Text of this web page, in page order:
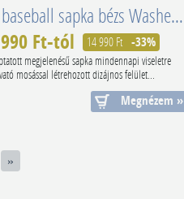
Avatott baseball sapka bézs Washed Logo Cap Saddle 112350670
Ft-tól 14 990 Ft -33%
megjelenésű sapka mindennapi viseletre
mosással létrehozott dizájnos felület...
Megnézem »
»